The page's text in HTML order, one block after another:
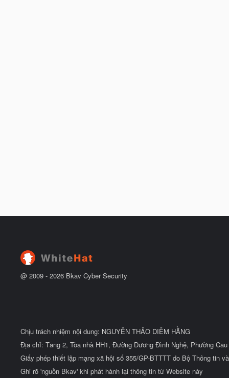
@ 2009 - 2026 Bkav Cyber Security
Chịu trách nhiệm nội dung: NGUYỄN THẢO DIỄM HẰNG
Địa chỉ: Tầng 2, Tòa nhà HH1, Đường Dương Đình Nghệ, Phường
Giấy phép thiết lập mạng xã hội số 355/GP-BTTTT do Bộ Thông tin
Ghi rõ 'nguồn Bkav' khi phát hành lại thông tin từ Website này